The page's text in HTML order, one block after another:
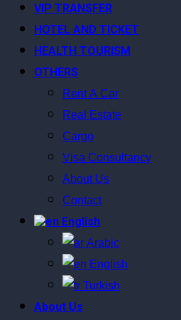
VIP TRANSFER
HOTEL AND TICKET
HEALTH TOURISM
OTHERS
Rent A Car
Real Estate
Cargo
Visa Consultancy
About Us
Contact
English
Arabic
English
Turkish
About Us